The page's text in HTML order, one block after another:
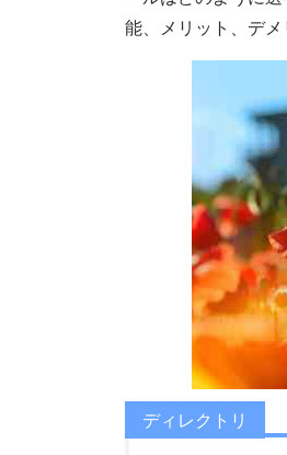
能、メリット、デ
ディレクトリ